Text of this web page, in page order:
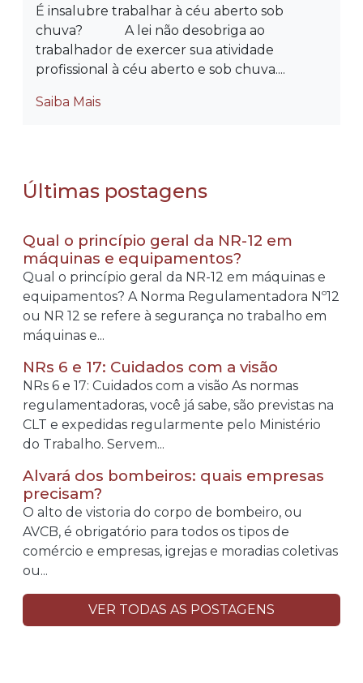
É insalubre trabalhar à céu aberto sob
chuva? A lei não desobriga ao
trabalhador de exercer sua atividade
profissional à céu aberto e sob chuva....
Saiba Mais
Últimas postagens
Qual o princípio geral da NR-12 em
máquinas e equipamentos?
Qual o princípio geral da NR-12 em máquinas e
equipamentos? A Norma Regulamentadora Nº12
ou NR 12 se refere à segurança no trabalho em
máquinas e...
NRs 6 e 17: Cuidados com a visão
NRs 6 e 17: Cuidados com a visão As normas
regulamentadoras, você já sabe, são previstas na
CLT e expedidas regularmente pelo Ministério
do Trabalho. Servem...
Alvará dos bombeiros: quais empresas
precisam?
O alto de vistoria do corpo de bombeiro, ou
AVCB, é obrigatório para todos os tipos de
comércio e empresas, igrejas e moradias coletivas
ou...
VER TODAS AS POSTAGENS